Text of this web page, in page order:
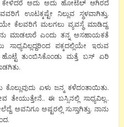
ಅದು ಅದು ಹೋಟೆಲ್ ಆಗಿರದೆ
ಊಟಕ್ಕಷ್ಟೇ ನಿಲ್ಲುವ ಸ್ಥಳವಾಗಿತ್ತು.
ಕೆಲವರಿಗೆ ಮಲಗಲು ವ್ಯವಸ್ಥೆ ಮಾಡಿದ್ದ.
ಮಾಡಲಾರೆ ಎಂದು ತನ್ನ ಅಸಹಾಯಕತೆ
ಸಾಧ್ಯವಿಲ್ಲದ್ದರಿಂದ ಪಕ್ಕದಲ್ಲಿಯೇ ಇರುವ
ತುಂಬಿಸಿಕೊಂಡು ಮತ್ತೆ ಬಸ್ ಏರಿ
ಏಳು ಜನ್ಮ ಕಳೆದಂತಾಯಿತು.
ಈ ಬಸ್ಸಿನಲ್ಲಿ ಸಾಧ್ಯವಿಲ್ಲ..
ಅವನಿಗೂ ಅಷ್ಟರಲ್ಲಿ ಸುಸ್ತಾಗಿತ್ತು. ನಾನು